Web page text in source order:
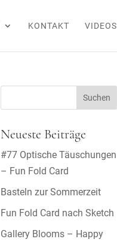
KONTAKT VIDEOS
Neueste Beiträge
#77 Optische Täuschungen
– Fun Fold Card
Basteln zur Sommerzeit
Fun Fold Card nach Sketch
Gallery Blooms – Happy